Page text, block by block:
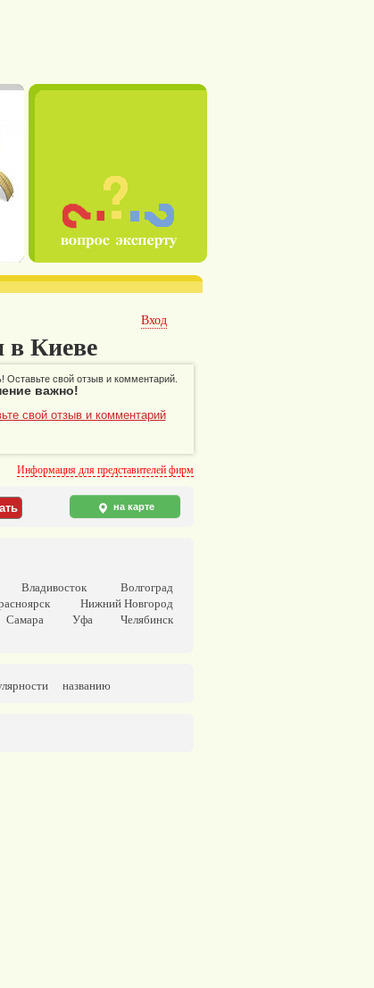
Вход
Киеве
Оставьте свой отзыв и комментарий.
важно!
свой отзыв и комментарий
Информация для представителей фирм
на карте
Владивосток
Волгоград
Нижний Новгород
Самара Уфа
Челябинск
названию